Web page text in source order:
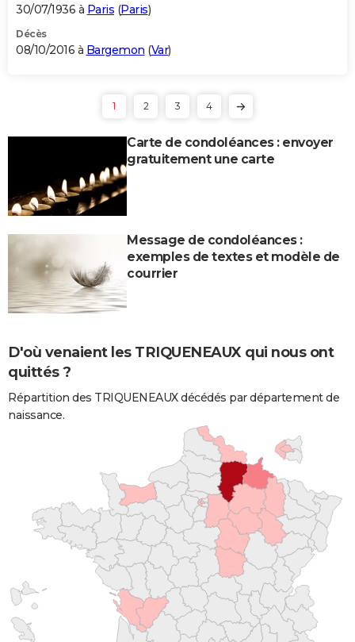
30/07/1936 à Paris (Paris)
Décès
08/10/2016 à Bargemon (Var)
1 2 3 4
Carte de condoléances : envoyer
gratuitement une carte
Message de condoléances :
exemples de textes et modèle de
courrier
D'où venaient les TRIQUENEAUX qui nous ont
quittés ?
Répartition des TRIQUENEAUX décédés par département de
naissance.